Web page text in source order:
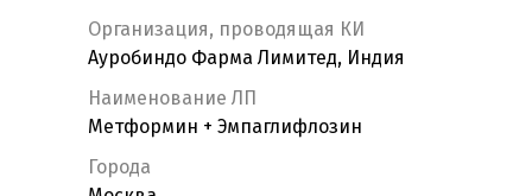
Организация, проводящая КИ
Ауробиндо Фарма Лимитед, Индия
Наименование ЛП
Метформин + Эмпаглифлозин
Города